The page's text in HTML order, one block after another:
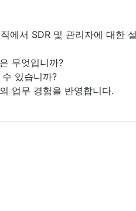
에서 SDR 및 관리자에 대한
무엇입니까?
있습니까?
업무 경험을 반영합니다.